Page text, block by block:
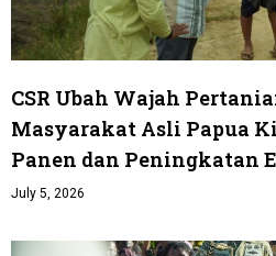
CSR Ubah Wajah
Masyarakat Asli Papua
Panen dan Peningkatan
July 5, 2026